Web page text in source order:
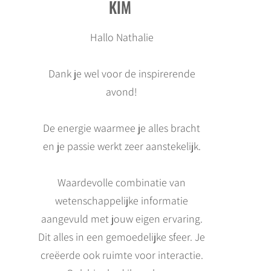
KIM
Hallo Nathalie
Dank je wel voor de inspirerende
avond!
De energie waarmee je alles bracht
en je passie werkt zeer aanstekelijk.
Waardevolle combinatie van
wetenschappelijke informatie
aangevuld met jouw eigen ervaring.
Dit alles in een gemoedelijke sfeer. Je
creëerde ook ruimte voor interactie.